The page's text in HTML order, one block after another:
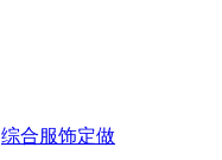
综合服饰定做